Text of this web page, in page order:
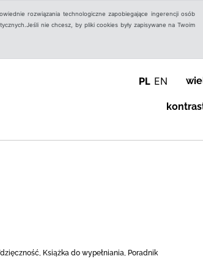
rozwiązania technologiczne zapobiegające ingerencji osób
nie chcesz, by pliki cookies były zapisywane na Twoim
PL EN
Książka do wypełniania, Poradnik